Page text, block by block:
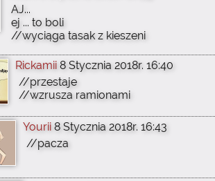
AJ...
ej ... to boli
//wyciąga tasak z kieszeni
Rickamii 8 Stycznia 2018r. 16:40
//przestaje
//wzrusza ramionami
Yourii 8 Stycznia 2018r. 16:43
//pacza